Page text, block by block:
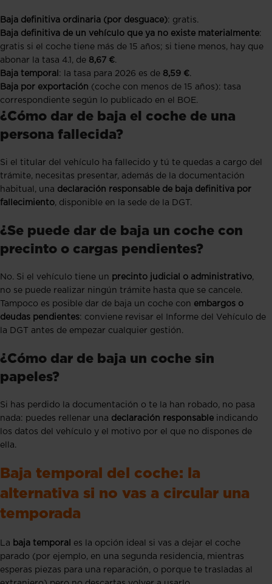
Baja definitiva ordinaria (por desguace): gratis.
Baja definitiva de un vehículo que ya no existe materialmente:
gratis si el coche tiene más de 15 años; si tiene menos, hay que
abonar la tasa 4.1, de 8,67 €.
Baja temporal : la tasa para 2026 es de 8,59 €.
Baja por exportación (coche con menos de 15 años): tasa
correspondiente según lo publicado en el BOE.
¿Cómo dar de baja el coche de una
persona fallecida?
Si el titular del vehículo ha fallecido y tú te quedas a cargo del
trámite, necesitas presentar, además de la documentación
habitual, una declaración responsable de baja definitiva por
fallecimiento, disponible en la sede de la DGT.
¿Se puede dar de baja un coche con
precinto o cargas pendientes?
No. Si el vehículo tiene un precinto judicial o administrativo,
no se puede realizar ningún trámite hasta que se cancele.
Tampoco es posible dar de baja un coche con embargos o
deudas pendientes: conviene revisar el Informe del Vehículo de
la DGT antes de empezar cualquier gestión.
¿Cómo dar de baja un coche sin
papeles?
Si has perdido la documentación o te la han robado, no pasa
nada: puedes rellenar una declaración responsable indicando
los datos del vehículo y el motivo por el que no dispones de
ella.
Baja temporal del coche: la
alternativa si no vas a circular una
temporada
La baja temporal
es la opción ideal si vas a dejar el coche
parado (por ejemplo, en una segunda residencia, mientras
esperas piezas para una reparación, o porque te trasladas al